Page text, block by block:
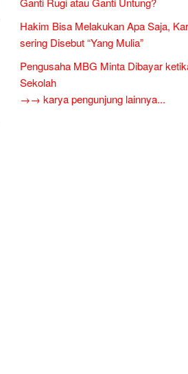
Hakim Bisa Melakukan Apa Saja,
sering Disebut “Yang Mulia”
Pengusaha MBG Minta Dibayar
Sekolah
→→ karya pengunjung lainnya...